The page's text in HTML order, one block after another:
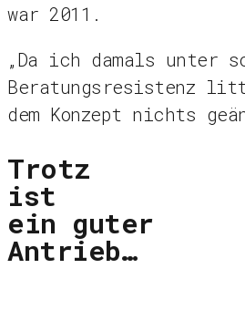
war 2011.
„Da ich damals unter
Beratungsresistenz
dem Konzept nichts
Trotz
ist
ein guter
Antrieb…